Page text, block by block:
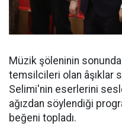
Müzik şöleninin sonunda
temsilcileri olan âşıklar
Selimi'nin eserlerini
ağızdan söylendiği
beğeni topladı.